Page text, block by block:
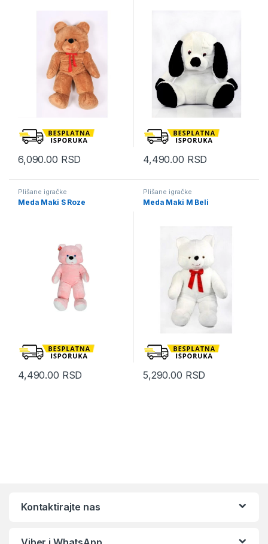
6,090.00 RSD 4,490.00 RSD
Plišane igračke
Meda Maki S Roze
4,490.00 RSD
Plišane igračke
Meda Maki M Beli
5,290.00 RSD
Kontaktirajte nas